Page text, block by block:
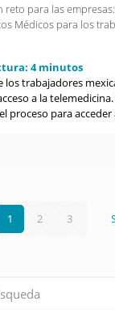
reto para las
Médicos para los
4 minutos
los trabajadores
a la telemedicina.
proceso para acceder
1 2 3